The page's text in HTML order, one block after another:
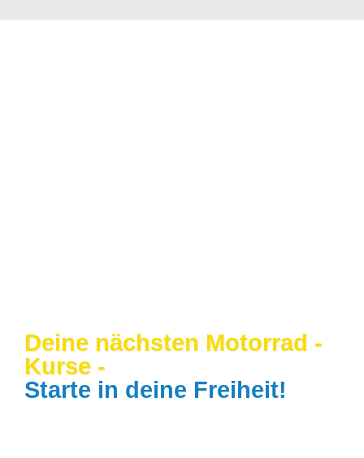
Deine nächsten Motorrad -
Kurse -
Starte in deine Freiheit!